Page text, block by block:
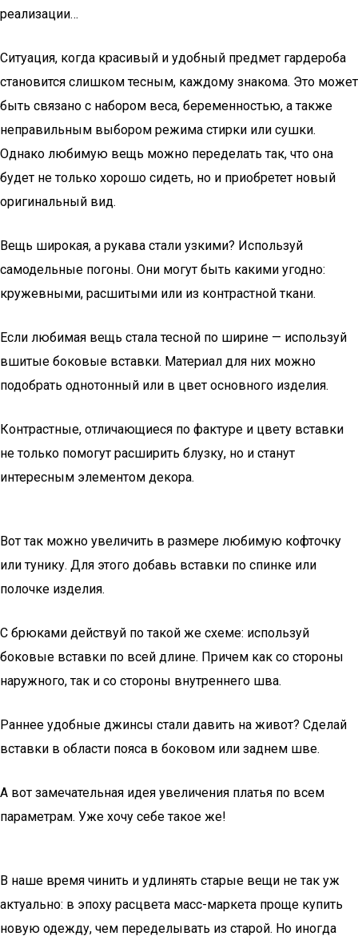
реализации…
Ситуация, когда красивый и удобный предмет гардероба
становится слишком тесным, каждому знакома. Это может
быть связано с набором веса, беременностью, а также
неправильным выбором режима стирки или сушки.
Однако любимую вещь можно переделать так, что она
будет не только хорошо сидеть, но и приобретет новый
оригинальный вид.
Вещь широкая, а рукава стали узкими? Используй
самодельные погоны. Они могут быть какими угодно:
кружевными, расшитыми или из контрастной ткани.
Если любимая вещь стала тесной по ширине — используй
вшитые боковые вставки. Материал для них можно
подобрать однотонный или в цвет основного изделия.
Контрастные, отличающиеся по фактуре и цвету вставки
не только помогут расширить блузку, но и станут
интересным элементом декора.
Вот так можно увеличить в размере любимую кофточку
или тунику. Для этого добавь вставки по спинке или
полочке изделия.
С брюками действуй по такой же схеме: используй
боковые вставки по всей длине. Причем как со стороны
наружного, так и со стороны внутреннего шва.
Раннее удобные джинсы стали давить на живот? Сделай
вставки в области пояса в боковом или заднем шве.
А вот замечательная идея увеличения платья по всем
параметрам. Уже хочу себе такое же!
В наше время чинить и удлинять старые вещи не так уж
актуально: в эпоху расцвета масс-маркета проще купить
новую одежду, чем переделывать из старой. Но иногда